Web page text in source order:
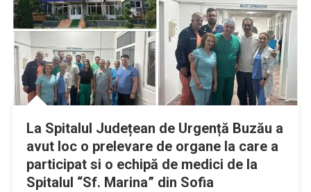
La Spitalul Județean de Urgență Buzău a
avut loc o prelevare de organe la care a
participat si o echipă de medici de la
Spitalul “Sf. Marina” din Sofia